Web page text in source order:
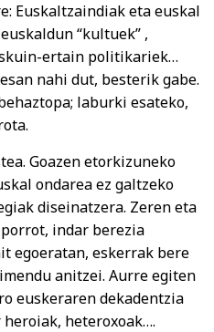
Euskaltzaindiak eta euskal
“kultuek” ,
ertain politikariek…
nahi dut, besterik gabe.
laburki esateko,
Goazen etorkizuneko
ondarea ez galtzeko
diseinatzera. Zeren eta
indar berezia
egoeratan, eskerrak bere
anitzei. Aurre egiten
euskeraren dekadentzia
heteroxoak….